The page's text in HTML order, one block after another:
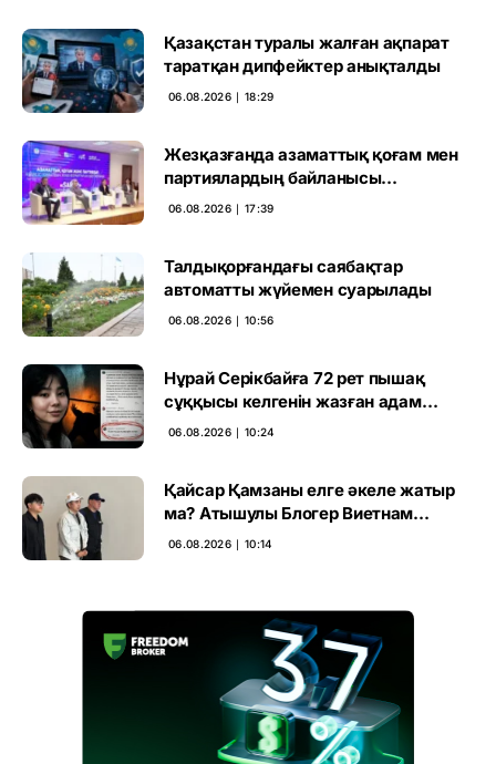
Қазақстан туралы жалған ақпарат
таратқан дипфейктер анықталды
06.08.2026 ∣ 18:29
Жезқазғанда азаматтық қоғам мен
партиялардың байланысы
талқыланды
06.08.2026 ∣ 17:39
Талдықорғандағы саябақтар
автоматты жүйемен суарылады
06.08.2026 ∣ 10:56
Нұрай Серікбайға 72 рет пышақ
сұққысы келгенін жазған адам
ұсталды
06.08.2026 ∣ 10:24
Қайсар Қамзаны елге әкеле жатыр
ма? Атышулы Блогер Виетнам
әуежайында көзге түсті
06.08.2026 ∣ 10:14